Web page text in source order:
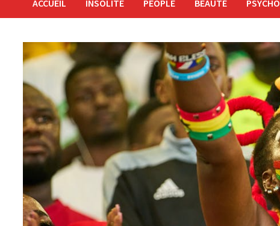
ACCUEIL INSOLITE PEOPLE BEAUTÉ PSYCHO